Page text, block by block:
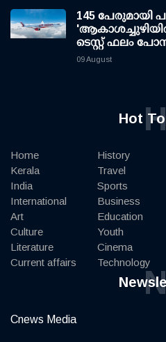
145 പേരുമായി
ടെസ്റ്റ് ഫലം
09 August
Hot
Home
Kerala
India
International
Art
Culture
Literature
Current affairs
History
Travel
Sports
Business
Education
Youth
Cinema
Technology
N
Cnews Media